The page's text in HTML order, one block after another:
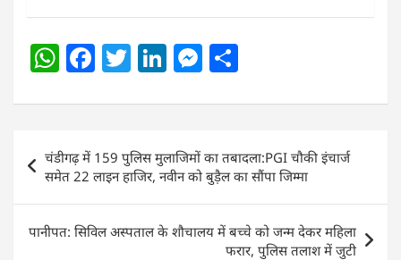
W
at
s
A
p
p
F
c
e
b
o
o
T
itt
er
Li
k
e
dI
n
M
ss
e
n
g
er
ar
e
Post
navigation
चंडीगढ़ में 159 पुलिस मुलाजिमों का तबादला:PGI चौकी इंचार्ज
समेत 22 लाइन हाजिर, नवीन को बुड़ैल का सौंपा जिम्मा
पानीपत: सिविल अस्पताल के शौचालय में बच्चे को जन्म देकर महिला
फरार, पुलिस तलाश में जुटी